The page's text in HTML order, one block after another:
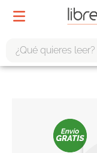
tote bag -
harry potter